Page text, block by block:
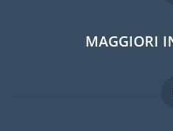
Guida
Lavori
MAGGIORI